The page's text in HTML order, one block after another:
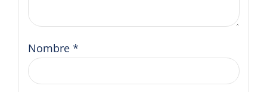
Nombre *